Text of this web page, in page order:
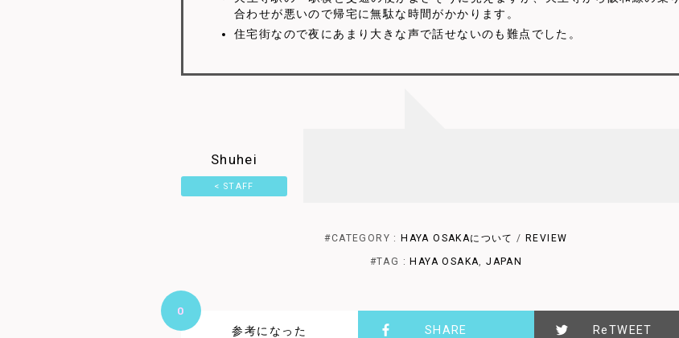
合わせが悪いので帰宅に無駄な時間がかかります。
住宅街なので夜にあまり大きな声で話せないのも難点でした。
Shuhei
< STAFF
#CATEGORY :HAYA OSAKAについて / REVIEW
#TAG :HAYA OSAKA ,JAPAN
参考になった
0
SHARE ReTWEET